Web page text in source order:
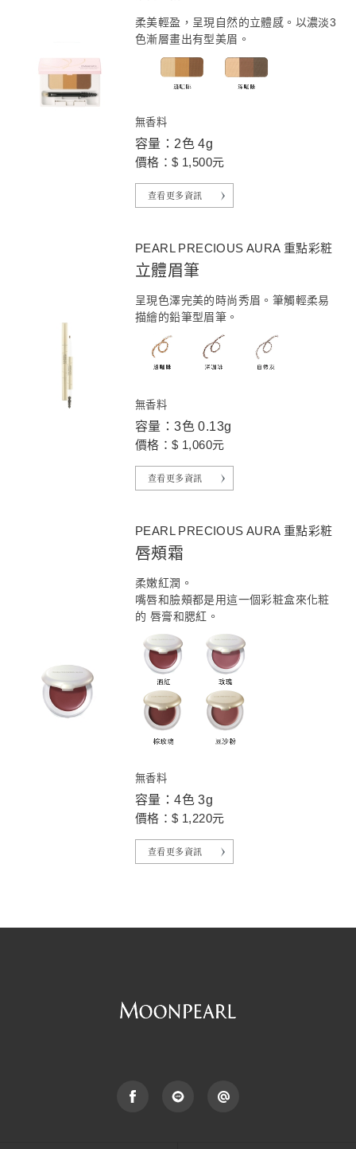
柔美輕盈，呈現自然的立體感。以濃淡3
色漸層畫出有型美眉。
無香料
容量：2色 4g
價格：$ 1,500元
查看更多資訊
PEARL PRECIOUS AURA 重點彩粧
立體眉筆
呈現色澤完美的時尚秀眉。筆觸輕柔易
描繪的鉛筆型眉筆。
無香料
容量：3色 0.13g
價格：$ 1,060元
查看更多資訊
PEARL PRECIOUS AURA 重點彩粧
唇頰霜
柔嫩紅潤。
嘴唇和臉頰都是用這一個彩粧盒來化粧
的 唇膏和腮紅。
無香料
容量：4色 3g
價格：$ 1,220元
查看更多資訊